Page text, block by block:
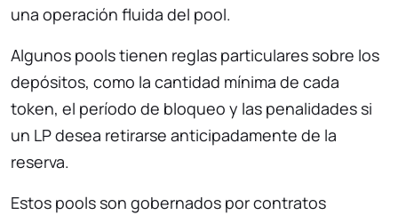
una operación fluida del pool.
Algunos pools tienen reglas particulares sobre los
depósitos, como la cantidad mínima de cada
token, el período de bloqueo y las penalidades si
un LP desea retirarse anticipadamente de la
reserva.
Estos pools son gobernados por contratos